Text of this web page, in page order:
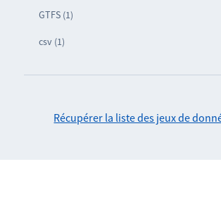
GTFS (1)
csv (1)
Récupérer la liste des jeux de